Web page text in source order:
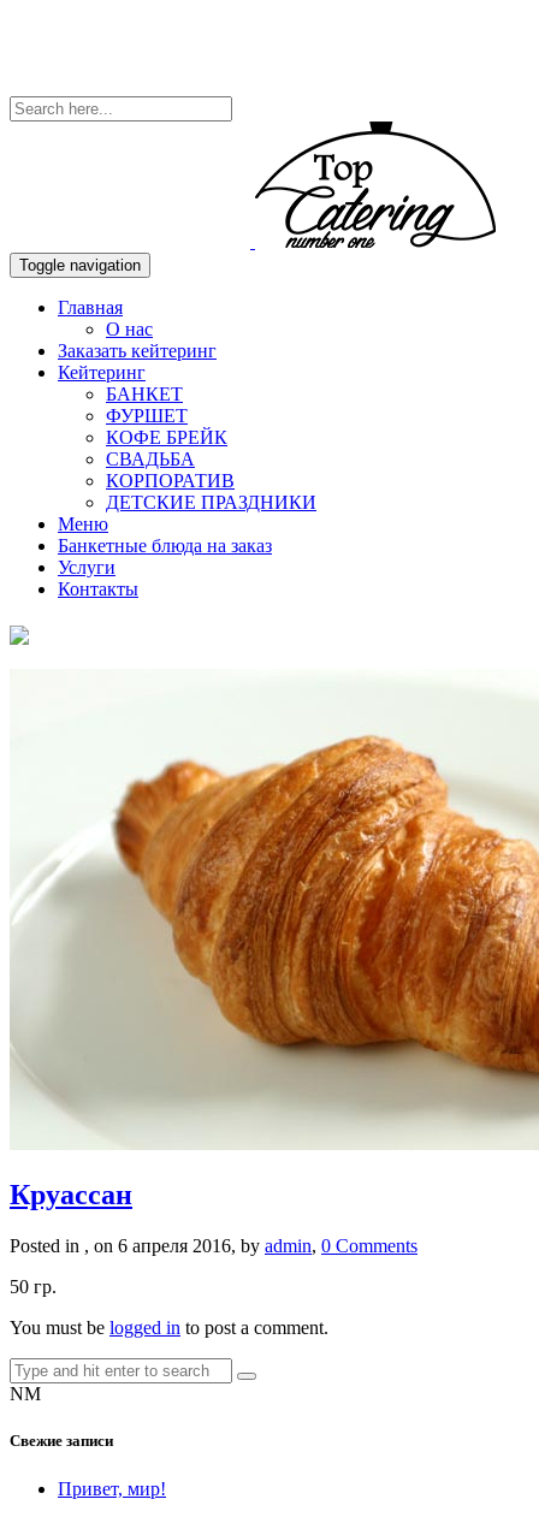
Toggle navigation
Главная
О нас
Заказать кейтеринг
Кейтеринг
БАНКЕТ
ФУРШЕТ
КОФЕ БРЕЙК
СВАДЬБА
КОРПОРАТИВ
ДЕТСКИЕ ПРАЗДНИКИ
Меню
Банкетные блюда на заказ
Услуги
Контакты
Круассан
Posted in , on 6 апреля 2016, by admin, 0 Comments
50 гр.
You must be logged in to post a comment.
NM
Свежие записи
Привет, мир!